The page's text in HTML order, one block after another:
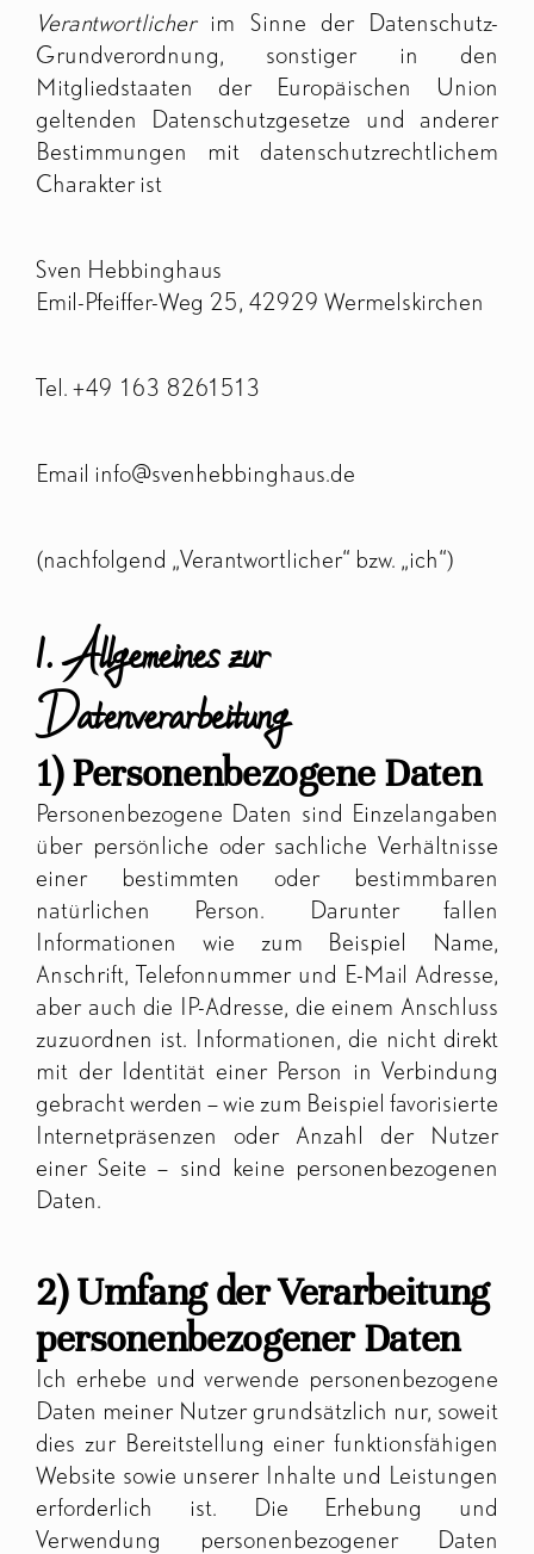
Shop
Kontakt
Verantwortlicherim Sinne der Datenschutz-
Grundverordnung, sonstiger in den
Mitgliedstaaten der Europäischen Union
geltenden Datenschutzgesetze und anderer
Bestimmungen mit datenschutzrechtlichem
Charakter ist
Sven Hebbinghaus
Emil-Pfeiffer-Weg 25, 42929 Wermelskirchen
Tel. +49 163 8261513
Email info@svenhebbinghaus.de
(nachfolgend „Verantwortlicher“ bzw. „ich“)
1. Allgemeines zur
Datenverarbeitung
1) Personenbezogene Daten
Personenbezogene Daten sind Einzelangaben
über persönliche oder sachliche Verhältnisse
einer bestimmten oder bestimmbaren
natürlichen Person. Darunter fallen
Informationen wie zum Beispiel Name,
Anschrift, Telefonnummer und E-Mail Adresse,
aber auch die IP-Adresse, die einem Anschluss
zuzuordnen ist. Informationen, die nicht direkt
mit der Identität einer Person in Verbindung
gebracht werden – wie zum Beispiel favorisierte
Internetpräsenzen oder Anzahl der Nutzer
einer Seite – sind keine personenbezogenen
Daten.
2) Umfang der Verarbeitung
personenbezogener Daten
Ich erhebe und verwende personenbezogene
Daten meiner Nutzer grundsätzlich nur, soweit
dies zur Bereitstellung einer funktionsfähigen
Website sowie unserer Inhalte und Leistungen
erforderlich ist. Die Erhebung und
Verwendung personenbezogener Daten